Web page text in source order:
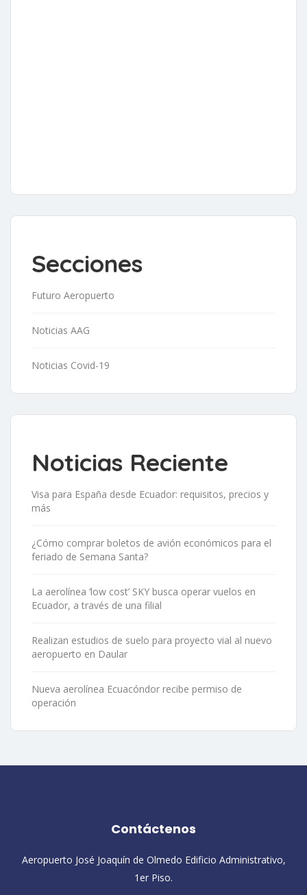
Secciones
Futuro Aeropuerto
Noticias AAG
Noticias Covid-19
Noticias Reciente
Visa para España desde Ecuador: requisitos, precios y
más
¿Cómo comprar boletos de avión económicos para el
feriado de Semana Santa?
La aerolínea ‘low cost’ SKY busca operar vuelos en
Ecuador, a través de una filial
Realizan estudios de suelo para proyecto vial al nuevo
aeropuerto en Daular
Nueva aerolínea Ecuacóndor recibe permiso de
operación
Contáctenos
Aeropuerto José Joaquín de Olmedo Edificio Administrativo,
1er Piso.